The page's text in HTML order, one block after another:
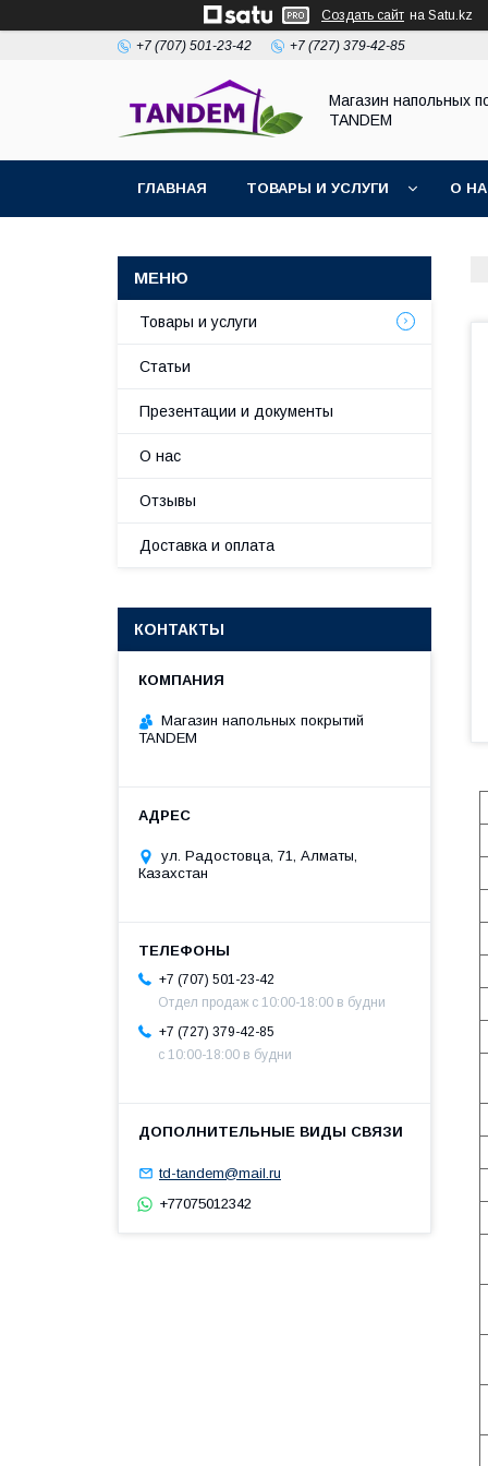
Создать сайт на Satu.kz
+7 (707) 501-23-42 +7 (727) 379-42-85
Магазин напольных
TANDEM
ГЛАВНАЯ ТОВАРЫ И УСЛУГИ О
Товары и услуги
Статьи
Презентации и документы
О нас
Отзывы
Доставка и оплата
КОНТАКТЫ
Магазин напольных покрытий
TANDEM
ул. Радостовца, 71, Алматы,
Казахстан
+7 (707) 501-23-42
Отдел продаж c 10:00-18:00 в будни
+7 (727) 379-42-85
с 10:00-18:00 в будни
td-tandem@mail.ru
+77075012342